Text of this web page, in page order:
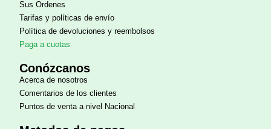
Sus Ordenes
Tarifas y políticas de envío
Política de devoluciones y reembolsos
Paga a cuotas
Conózcanos
Acerca de nosotros
Comentarios de los clientes
Puntos de venta a nivel Nacional